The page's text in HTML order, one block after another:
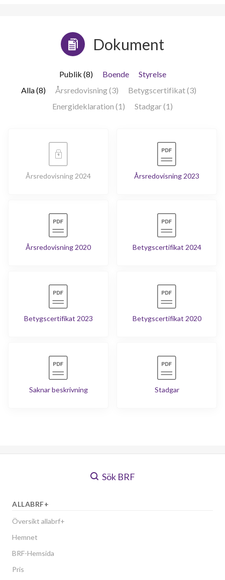
Dokument
Publik (8) Boende
Styrelse
Alla (8)
Årsredovisning (3)
Betygscertifikat (3)
Energideklaration (1)
Stadgar (1)
Årsredovisning 2024 Årsredovisning 2023
Årsredovisning 2020 Betygscertifikat 2024
Betygscertifikat 2023 Betygscertifikat 2020
Saknar beskrivning Stadgar
Sök BRF
ALLABRF+
Översikt allabrf+
Hemnet
BRF-Hemsida
Pris